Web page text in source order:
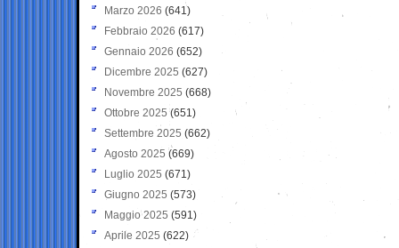
Marzo 2026 (641)
Febbraio 2026 (617)
Gennaio 2026 (652)
Dicembre 2025 (627)
Novembre 2025 (668)
Ottobre 2025 (651)
Settembre 2025 (662)
Agosto 2025 (669)
Luglio 2025 (671)
Giugno 2025 (573)
Maggio 2025 (591)
Aprile 2025 (622)